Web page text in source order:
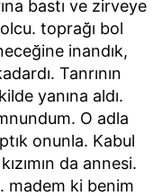
bastı ve zirveye
toprağı bol
inandık,
Tanrının
yanına aldı.
O adla
onunla. Kabul
da annesi.
madem ki benim